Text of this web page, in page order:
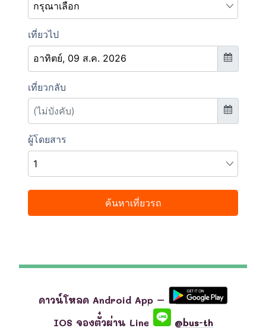
ดาวน์โหลด Android App –
IOS จองตั๋วผ่าน Line
@bus-th